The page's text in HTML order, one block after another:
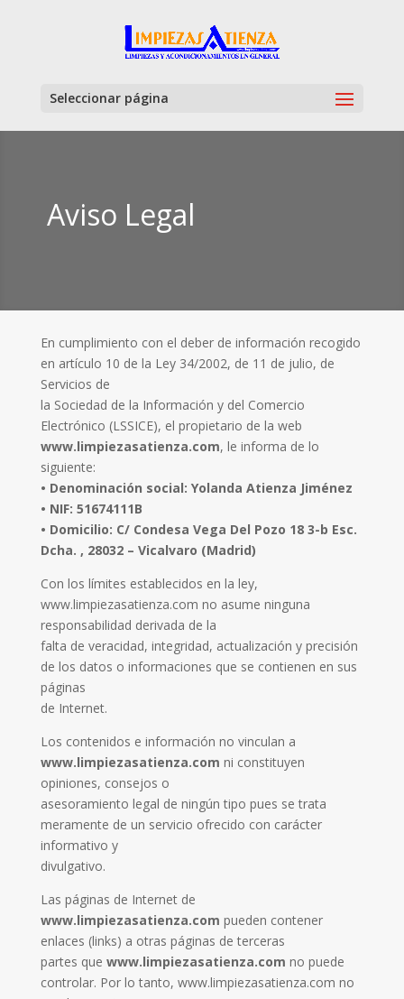
Seleccionar página
Aviso Legal
En cumplimiento con el deber de información recogido
en artículo 10 de la Ley 34/2002, de 11 de julio, de
Servicios de
la Sociedad de la Información y del Comercio
Electrónico (LSSICE), el propietario de la web
www.limpiezasatienza.com, le informa de lo
siguiente:
• Denominación social: Yolanda Atienza Jiménez
• NIF: 51674111B
• Domicilio: C/ Condesa Vega Del Pozo 18 3-b Esc.
Dcha. , 28032 – Vicalvaro (Madrid)
Con los límites establecidos en la ley,
www.limpiezasatienza.com no asume ninguna
responsabilidad derivada de la
falta de veracidad, integridad, actualización y precisión
de los datos o informaciones que se contienen en sus
páginas
de Internet.
Los contenidos e información no vinculan a
www.limpiezasatienza.com ni constituyen
opiniones, consejos o
asesoramiento legal de ningún tipo pues se trata
meramente de un servicio ofrecido con carácter
informativo y
divulgativo.
Las páginas de Internet de
www.limpiezasatienza.com pueden contener
enlaces (links) a otras páginas de terceras
partes que www.limpiezasatienza.com no puede
controlar. Por lo tanto, www.limpiezasatienza.com no